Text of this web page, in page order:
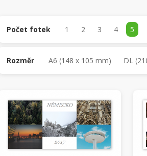
Počet fotek 1 2 3 4 5
Rozměr A6 (148 x 105 mm) DL